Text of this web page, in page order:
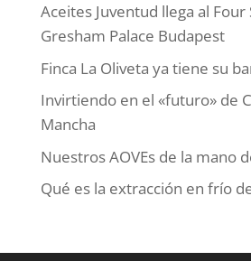
Aceites Juventud llega al Four
Gresham Palace Budapest
Finca La Oliveta ya tiene su
Invirtiendo en el «futuro» de
Mancha
Nuestros AOVEs de la mano
Qué es la extracción en frío